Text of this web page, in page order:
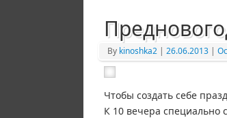
By kinoshka2 | 26.06.2013 |
Чтобы создать себе
К 10 вечера специально